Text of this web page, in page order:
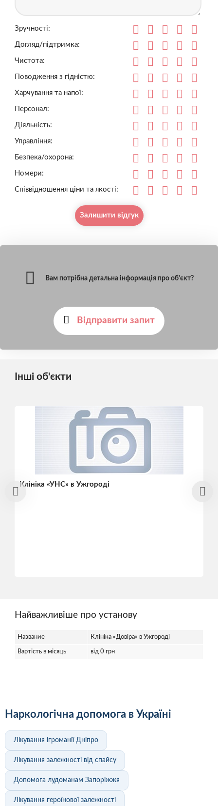
Зручності:
Догляд/підтримка:
Чистота:
Поводження з гідністю:
Харчування та напої:
Персонал:
Діяльність:
Управління:
Безпека/охорона:
Номери:
Співвідношення ціни та якості:
Залишити відгук
Вам потрібна детальна інформація про об'єкт?
Відправити запит
Інші об'єкти
Клініка «УНС» в Ужгороді
Найважливіше про установу
Название Клініка «Довіра» в Ужгороді
Вартість в місяць від 0 грн
Наркологічна допомога в Україні
Лікування ігроманії Дніпро
Лікування залежності від спайсу
Допомога лудоманам Запоріжжя
Лікування героїнової залежності